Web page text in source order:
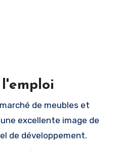
de meubles et
excellente image de
de développement.